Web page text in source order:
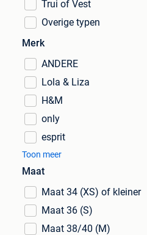
Trui of Vest
Overige typen
Merk
ANDERE
Lola & Liza
H&M
only
esprit
Toon meer
Maat
Maat 34 (XS) of kleiner
Maat 36 (S)
Maat 38/40 (M)